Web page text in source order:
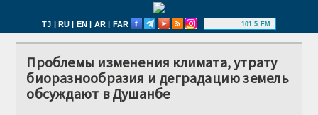
TJ | RU | EN | AR | FAR 101.5 FM
Проблемы изменения климата, утрату
биоразнообразия и деградацию земель
обсуждают в Душанбе